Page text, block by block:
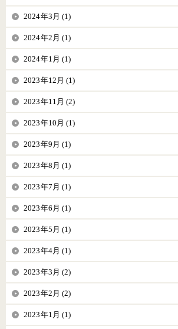
2024年3月 (1)
2024年2月 (1)
2024年1月 (1)
2023年12月 (1)
2023年11月 (2)
2023年10月 (1)
2023年9月 (1)
2023年8月 (1)
2023年7月 (1)
2023年6月 (1)
2023年5月 (1)
2023年4月 (1)
2023年3月 (2)
2023年2月 (2)
2023年1月 (1)